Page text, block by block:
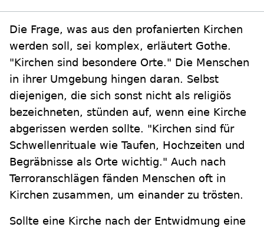
Die Frage, was aus den profanierten Kirchen
werden soll, sei komplex, erläutert Gothe.
"Kirchen sind besondere Orte." Die Menschen
in ihrer Umgebung hingen daran. Selbst
diejenigen, die sich sonst nicht als religiös
bezeichneten, stünden auf, wenn eine Kirche
abgerissen werden sollte. "Kirchen sind für
Schwellenrituale wie Taufen, Hochzeiten und
Begräbnisse als Orte wichtig." Auch nach
Terroranschlägen fänden Menschen oft in
Kirchen zusammen, um einander zu trösten.
Sollte eine Kirche nach der Entwidmung eine